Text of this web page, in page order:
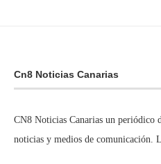
Cn8 Noticias Canarias
CN8 Noticias Canarias un periódico
noticias y medios de comunicación.